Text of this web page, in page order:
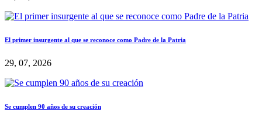
El primer insurgente al que se reconoce como Padre de la Patria
29, 07, 2026
Se cumplen 90 años de su creación